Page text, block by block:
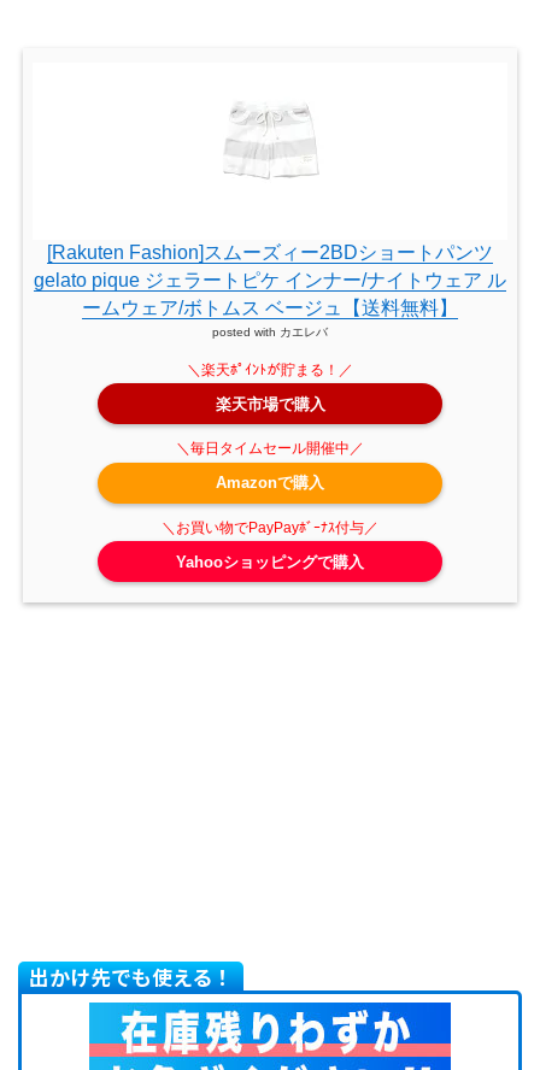
[Rakuten Fashion]スムーズィー2BDショートパンツ
gelato pique ジェラートピケ インナー/ナイトウェア ル
ームウェア/ボトムス ベージュ【送料無料】
posted with カエレバ
楽天市場で購入
Amazonで購入
Yahooショッピングで購入
出かけ先でも使える！